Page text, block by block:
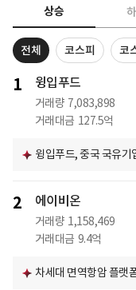
상승
전체 코스피 코
1 윙입푸드
거래량 7,083,898
거래대금 127.5억
윙입푸드, 중국 국유기
2 에이비온
거래량 1,158,469
거래대금 9.4억
차세대 면역항암 플랫